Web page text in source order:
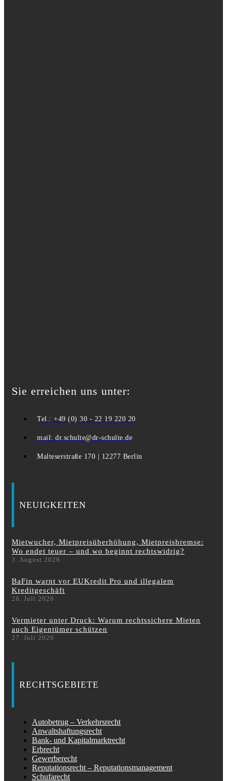
Sie erreichen uns unter:
Tel.: +49 (0) 30 - 22 19 220 20
mail: dr.schulte@dr-schulte.de
Malteserstraße 170 | 12277 Berlin
NEUIGKEITEN
Mietwucher, Mietpreisüberhöhung, Mietpreisbremse:
Wo endet teuer – und wo beginnt rechtswidrig?
3. August 2026
BaFin warnt vor EUKredit Pro und illegalem
Kreditgeschäft
28. Juli 2026
Vermieter unter Druck: Warum rechtssichere Mieten
auch Eigentümer schützen
27. Juli 2026
RECHTSGEBIETE
Autobetrug – Verkehrsrecht
Anwaltshaftungsrecht
Bank- und Kapitalmarktrecht
Erbrecht
Gewerberecht
Reputationsrecht – Reputationsmanagement
Schufarecht